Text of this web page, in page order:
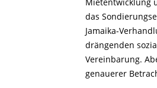
das
Jamaika-
drängenden
Vereinbarung.
genauerer